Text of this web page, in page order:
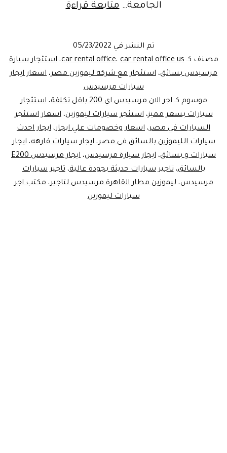
الجامعة…متابعة قراءة
ايجار
مرسيدس
تم النشر في 05/23/2022
مصنف كـ
car rental office،car rental office us ،استئجار سيارة
مرسيدس بسائق، استئجار مع شركة ليموزين مصر، اسعار ايجار
سيارات مرسيدس
موسوم كـاجر الان مرسيدس اي 200 باقل تكلفة ،استئجار
سيارات بسعر مميز،استئجر سيارات ليموزين،اسعار استئجر
السيارات في مصر، اسعار وخصومات علي ايجار، ايجار احدث
سيارات الليموزين بالسائق فى مصر،ايجار سيارات فارهه،ايجار
سيارات و بسائق، ايجار سيارة مرسيدس،
ايجار مرسيدس E200
بالسائق،تاجير سيارات حديثة بجودة عالية،تاجير سيارات
مرسيدس،ليموزين مطار القاهرة مرسيدس لتاجير،مكتب اجر
سيارات ليموزين